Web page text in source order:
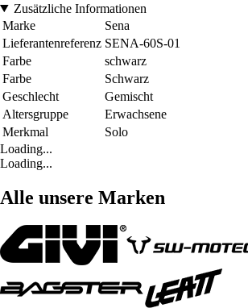
Zusätzliche Informationen
Marke
Sena
Lieferantenreferenz SENA-60S-01
Farbe
schwarz
Farbe
Schwarz
Geschlecht
Gemischt
Altersgruppe
Erwachsene
Merkmal
Solo
Loading...
Loading...
Alle unsere Marken